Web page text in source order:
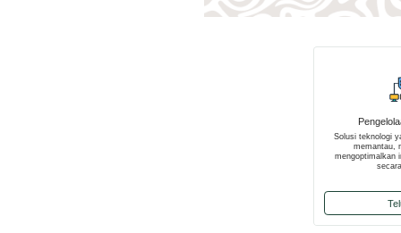
Solusi teknologi
memantau,
mengoptimalkan